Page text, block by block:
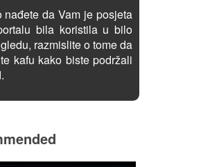
nađete da Vam je posjeta
bila koristila u bilo
razmislite o tome da
kafu kako biste podržali